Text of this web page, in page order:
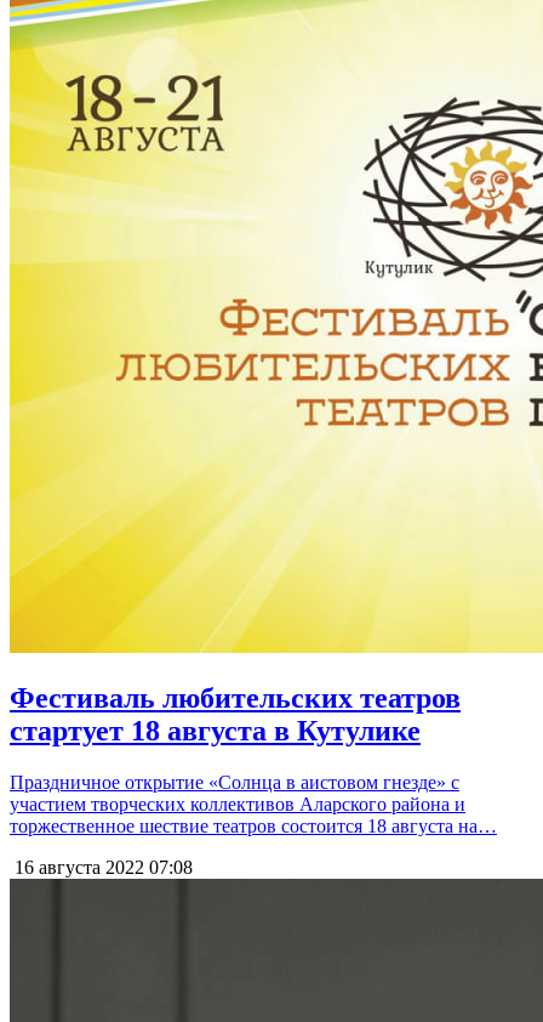
Фестиваль любительских театров
стартует 18 августа в Кутулике
Праздничное открытие «Солнца в аистовом гнезде» с
участием творческих коллективов Аларского района и
торжественное шествие театров состоится 18 августа на…
16 августа 2022 07:08